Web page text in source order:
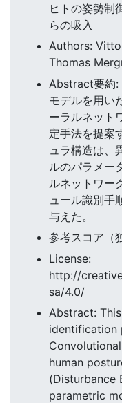
ヒトの姿勢制
らの吸入
Authors:
Thomas
Abstract要約:
モデルを用い
ーラルネット
定手法を提案
ュラ構造は、
ルのパラメー
ルネットワー
ュール識別手
与えた。
参考スコア（
License:
http://
sa/4.0/
Abstract:
identification
human
(Disturbance
parametric